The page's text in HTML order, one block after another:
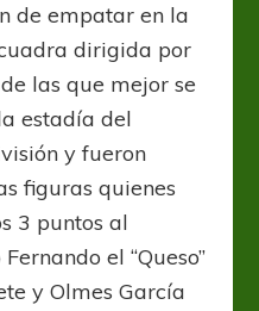
de empatar en la
dirigida por
las que mejor se
estadía del
y fueron
figuras quienes
3 puntos al
el “Queso”
y Olmes García